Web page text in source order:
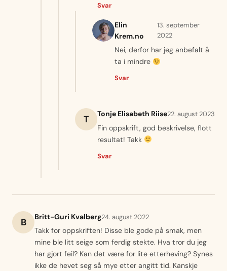
Svar
Elin
Krem.no
13. september
2022
Nei, derfor har jeg anbefalt å
ta i mindre
Svar
T Tonje Elisabeth Riise22. august 2023
Fin oppskrift, god beskrivelse, flott
resultat! Takk
Svar
B Britt-Guri Kvalberg24. august 2022
Takk for oppskriften! Disse ble gode på smak, men
mine ble litt seige som ferdig stekte. Hva tror du jeg
har gjort feil? Kan det være for lite etterheving? Synes
ikke de hevet seg så mye etter angitt tid. Kanskje